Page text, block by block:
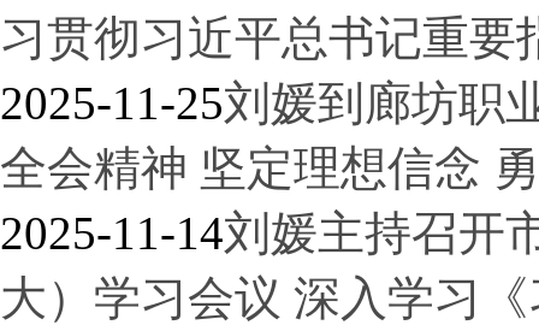
习贯彻习近平总书记重
2025-11-25刘媛到廊坊职
全会精神 坚定理想信念
2025-11-14刘媛主持召开
大）学习会议 深入学习